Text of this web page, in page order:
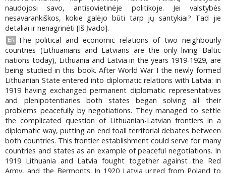
naudojosi savo, antisovietinėje politikoje. Jei valstybės
nesavarankiškos, kokie galėjo būti tarp jų santykiai? Tad jie
detaliai ir nenagrinėti [Iš Įvado].
EN
The political and economic relations of two neighbourly
countries (Lithuanians and Latvians are the only living Baltic
nations today), Lithuania and Latvia in the years 1919-1929, are
being studied in this book. After World War I the newly formed
Lithuanian State entered into diplomatic relations with Latvia: in
1919 having exchanged permanent diplomatic representatives
and plenipotentiaries both states began solving all their
problems peacefully by negotiations. They managed to settle
the complicated question of Lithuanian-Latvian frontiers in a
diplomatic way, putting an end toall territorial debates between
both countries. This frontier establishment could serve for many
countries and states as an example of peaceful negotiations. In
1919 Lithuania and Latvia fought together against the Red
Army, and the Bermonts. In 1920 Latvia urged from Poland to